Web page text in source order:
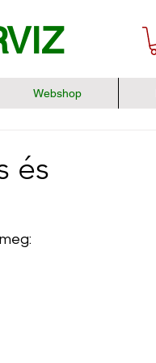
Webshop
és